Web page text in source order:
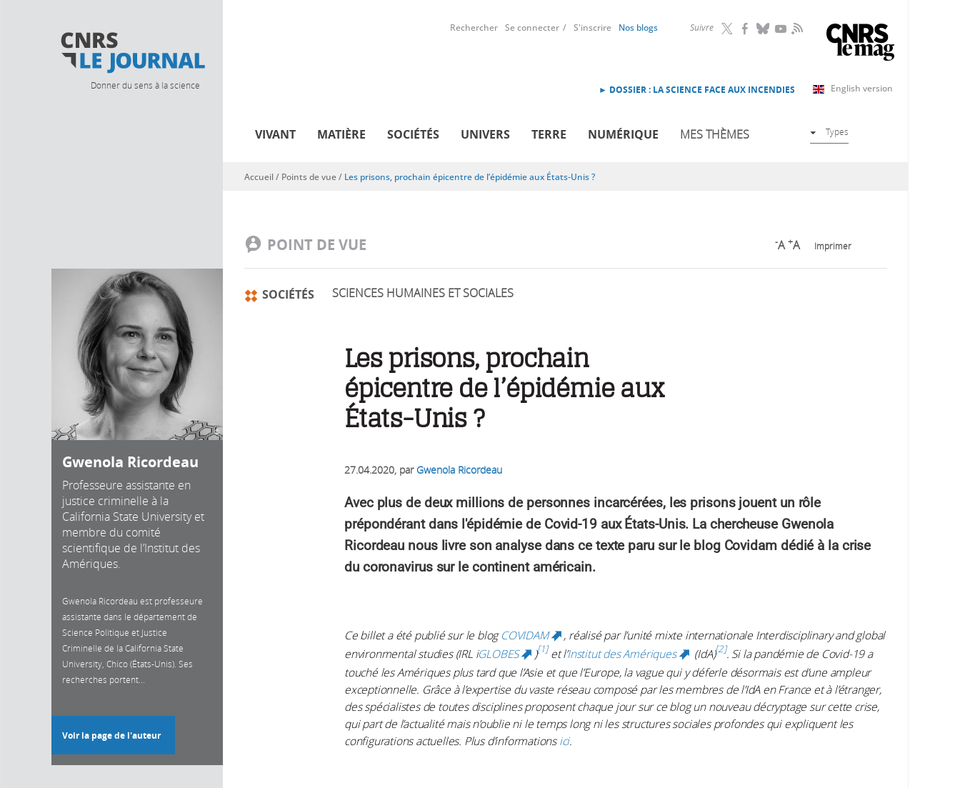
Donner du sens à la science
Suivre RSS
Rechercher Se connecter S'inscrire Nos blogs
English version
► DOSSIER : LA SCIENCE FACE AUX INCENDIES
VIVANT MATIÈRE SOCIÉTÉS UNIVERS TERRE NUMÉRIQUE MES THÈMES Types
Vous êtes ici
Accueil/ Points de vue/ Les prisons, prochain épicentre de l’épidémie aux États-Unis ?
POINT DE VUE -A +A Imprimer
SOCIÉTÉS SCIENCES HUMAINES ET SOCIALES
Les prisons, prochain
épicentre de l’épidémie aux
États-Unis ?
27.04.2020, par Gwenola Ricordeau
Avec plus de deux millions de personnes incarcérées, les prisons jouent un rôle
prépondérant dans l'épidémie de Covid-19 aux États-Unis. La chercheuse Gwenola
Ricordeau nous livre son analyse dans ce texte paru sur le blog Covidam dédié à la crise
du coronavirus sur le continent américain.
Ce billet a été publié sur le blog COVIDAM (link is external)
, réalisé par l’unité mixte internationale Interdisciplinary and global
environmental studies (IRL iGLOBES (link is external)
) 1 et l’Institut des Amériques (link is external)
(IdA) 2 . Si la pandémie de Covid-19 a
touché les Amériques plus tard que l’Asie et que l’Europe, la vague qui y déferle désormais est d’une ampleur
exceptionnelle. Grâce à l’expertise du vaste réseau composé par les membres de l’IdA en France et à l’étranger,
des spécialistes de toutes disciplines proposent chaque jour sur ce blog un nouveau décryptage sur cette crise,
qui part de l’actualité mais n’oublie ni le temps long ni les structures sociales profondes qui expliquent les
configurations actuelles. Plus d’informations ici.
©
Gwenola Ricordeau
Professeure assistante en
justice criminelle à la
California State University et
membre du comité
scientifique de l’Institut des
Amériques.
Gwenola Ricordeau est professeure
assistante dans le département de
Science Politique et Justice
Criminelle de la California State
University, Chico (États-Unis). Ses
recherches portent...
Voir la page de l'auteur